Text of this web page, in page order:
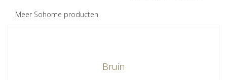
Meer Sohome producten
Bruin